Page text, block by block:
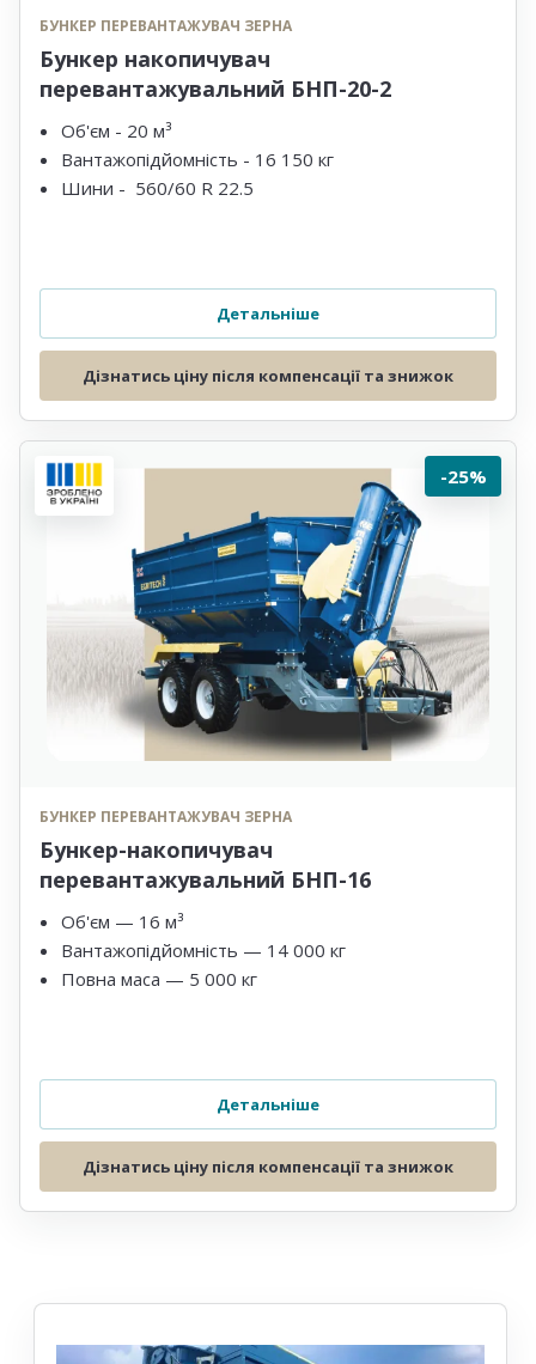
БУНКЕР ПЕРЕВАНТАЖУВАЧ ЗЕРНА
Бункер накопичувач
перевантажувальний БНП-20-2
Об'єм - 20 м³
Вантажопідйомність - 16 150 кг
Шини - 560/60 R 22.5
Детальніше
Дізнатись ціну після компенсації та знижок
-25%
БУНКЕР ПЕРЕВАНТАЖУВАЧ ЗЕРНА
Бункер-накопичувач
перевантажувальний БНП-16
Об'єм — 16 м³
Вантажопідйомність — 14 000 кг
Повна маса — 5 000 кг
Детальніше
Дізнатись ціну після компенсації та знижок